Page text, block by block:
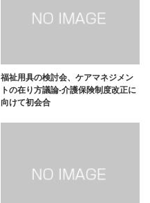
福祉用具の検討会、ケアマネジメン
トの在り方議論-介護保険制度改正に
向けて初会合